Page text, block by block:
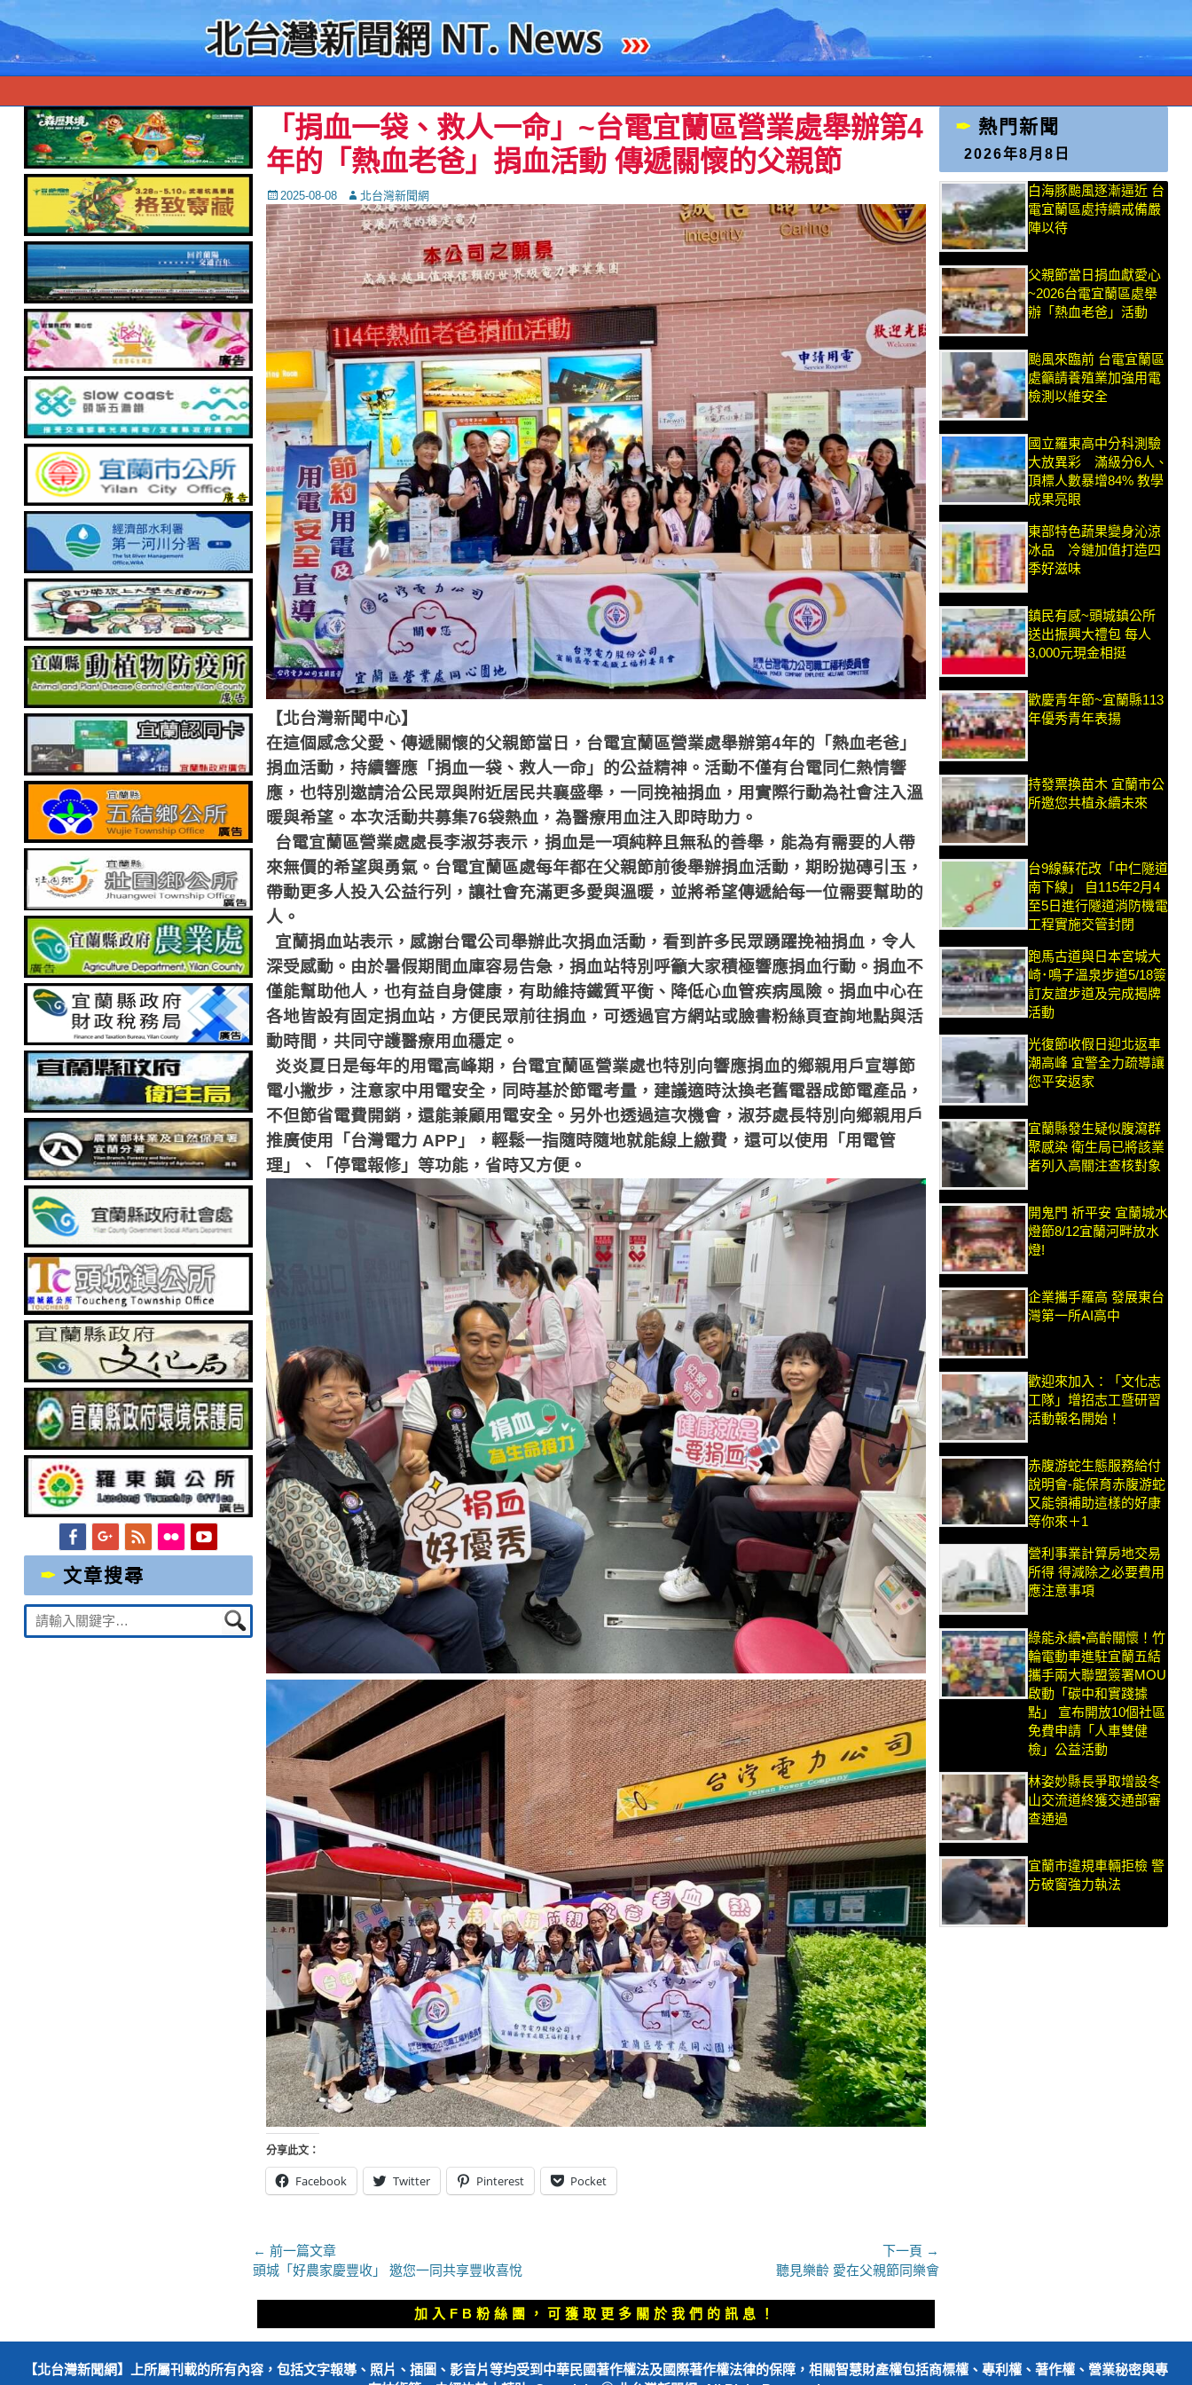
「捐血一袋、救人一命」~台電宜蘭區營業處舉辦第4
年的「熱血老爸」捐血活動 傳遞關懷的父親節
Posted
on
2025-08-08 Autor北台灣新聞網
【北台灣新聞中心】
在這個感念父愛、傳遞關懷的父親節當日，台電宜蘭區營業處舉辦第4年的「熱血老爸」
捐血活動，持續響應「捐血一袋、救人一命」的公益精神。活動不僅有台電同仁熱情響
應，也特別邀請洽公民眾與附近居民共襄盛舉，一同挽袖捐血，用實際行動為社會注入溫
暖與希望。本次活動共募集76袋熱血，為醫療用血注入即時助力。
台電宜蘭區營業處處長李淑芬表示，捐血是一項純粹且無私的善舉，能為有需要的人帶
來無價的希望與勇氣。台電宜蘭區處每年都在父親節前後舉辦捐血活動，期盼拋磚引玉，
帶動更多人投入公益行列，讓社會充滿更多愛與溫暖，並將希望傳遞給每一位需要幫助的
人。
宜蘭捐血站表示，感謝台電公司舉辦此次捐血活動，看到許多民眾踴躍挽袖捐血，令人
深受感動。由於暑假期間血庫容易告急，捐血站特別呼籲大家積極響應捐血行動。捐血不
僅能幫助他人，也有益自身健康，有助維持鐵質平衡、降低心血管疾病風險。捐血中心在
各地皆設有固定捐血站，方便民眾前往捐血，可透過官方網站或臉書粉絲頁查詢地點與活
動時間，共同守護醫療用血穩定。
炎炎夏日是每年的用電高峰期，台電宜蘭區營業處也特別向響應捐血的鄉親用戶宣導節
電小撇步，注意家中用電安全，同時基於節電考量，建議適時汰換老舊電器成節電產品，
不但節省電費開銷，還能兼顧用電安全。另外也透過這次機會，淑芬處長特別向鄉親用戶
推廣使用「台灣電力 APP 」，輕鬆一指隨時隨地就能線上繳費，還可以使用「用電管
理」、「停電報修」等功能，省時又方便。
分享此文：
Facebook Twitter Pinterest Pocket
文
章
覽
← 前一篇文章
上
文
頭城「好農家慶豐收」 邀您一同共享豐收喜悅
下一頁 →
篇
文
聽見樂齡 愛在父親節同樂會
加入FB粉絲團，可獲取更多關於我們的訊息！
熱門新聞
2026年8月8日
白海豚颱風逐漸逼近 台
電宜蘭區處持續戒備嚴
陣以待
父親節當日捐血獻愛心
~2026台電宜蘭區處舉
辦「熱血老爸」活動
颱風來臨前 台電宜蘭區
處籲請養殖業加強用電
檢測以維安全
國立羅東高中分科測驗
大放異彩 滿級分6人、
頂標人數暴增84% 教學
成果亮眼
東部特色蔬果變身沁涼
冰品 冷鏈加值打造四
季好滋味
鎮民有感~頭城鎮公所
送出振興大禮包 每人
3,000元現金相挺
歡慶青年節~宜蘭縣113
年優秀青年表揚
持發票換苗木 宜蘭市公
所邀您共植永續未來
台9線蘇花改「中仁隧道
南下線」 自115年2月4
至5日進行隧道消防機電
工程實施交管封閉
跑馬古道與日本宮城大
崎･鳴子溫泉步道5/18簽
訂友誼步道及完成揭牌
活動
光復節收假日迎北返車
潮高峰 宜警全力疏導讓
您平安返家
宜蘭縣發生疑似腹瀉群
聚感染 衛生局已將該業
者列入高關注查核對象
開鬼門 祈平安 宜蘭城水
燈節8/12宜蘭河畔放水
燈!
企業攜手羅高 發展東台
灣第一所AI高中
歡迎來加入：「文化志
工隊」增招志工暨研習
活動報名開始！
赤腹游蛇生態服務給付
說明會-能保育赤腹游蛇
又能領補助這樣的好康
等你來＋1
營利事業計算房地交易
所得 得減除之必要費用
應注意事項
綠能永續•高齡關懷！竹
輪電動車進駐宜蘭五結
攜手兩大聯盟簽署MOU
啟動「碳中和實踐據
點」 宣布開放10個社區
免費申請「人車雙健
檢」公益活動
林姿妙縣長爭取增設冬
山交流道終獲交通部審
查通過
宜蘭市違規車輛拒檢 警
方破窗強力執法
FacebookGoogleplus
FeedFlickrYouTube
文章搜尋
Suche
nach:
【北台灣新聞網】上所屬刊載的所有內容，包括文字報導、照片、插圖、影音片等均受到中華民國著作權法及國際著作權法律的保障，相關智慧財產權包括商標權、專利權、著作權、營業秘密與專